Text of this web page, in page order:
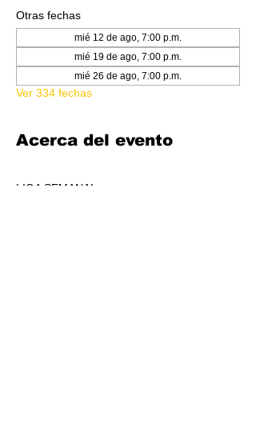
Otras fechas
mié 12 de ago, 7:00 p.m.
mié 19 de ago, 7:00 p.m.
mié 26 de ago, 7:00 p.m.
Ver 334 fechas
Acerca del evento
LIGA SEMANAL